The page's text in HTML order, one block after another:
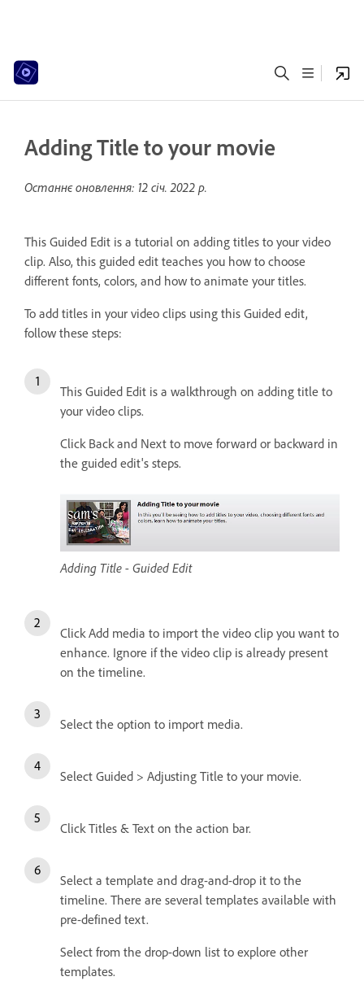
Adding Title to your movie
Останнє оновлення: 12 січ. 2022 р.
This Guided Edit is a tutorial on adding titles to your video
clip. Also, this guided edit teaches you how to choose
different fonts, colors, and how to animate your titles.
To add titles in your video clips using this Guided edit,
follow these steps:
This Guided Edit is a walkthrough on adding title to
your video clips.
Click Back and Next to move forward or backward in
the guided edit's steps.
Adding Title - Guided Edit
Click Add media to import the video clip you want to
enhance. Ignore if the video clip is already present
on the timeline.
Select the option to import media.
Select Guided > Adjusting Title to your movie.
Click Titles & Text on the action bar.
Select a template and drag-and-drop it to the
timeline. There are several templates available with
pre-defined text.
Select from the drop-down list to explore other
templates.